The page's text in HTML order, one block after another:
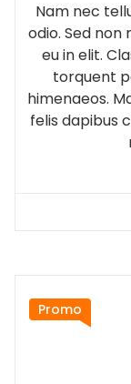
Nam nec
odio. Sed
eu in elit.
torquent
himenaeos.
felis dapibus
Promo